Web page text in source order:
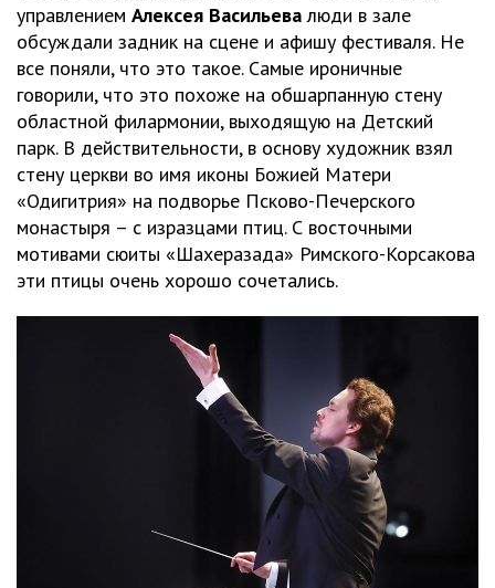
управлением Алексея Васильевалюди в зале
обсуждали задник на сцене и афишу фестиваля. Не
все поняли, что это такое. Самые ироничные
говорили, что это похоже на обшарпанную стену
областной филармонии, выходящую на Детский
парк. В действительности, в основу художник взял
стену церкви во имя иконы Божией Матери
«Одигитрия» на подворье Псково-Печерского
монастыря – с изразцами птиц. С восточными
мотивами сюиты «Шахеразада» Римского-Корсакова
эти птицы очень хорошо сочетались.